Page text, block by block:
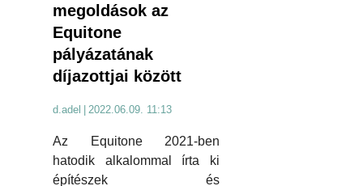
megoldások az
Equitone
pályázatának
díjazottjai között
d.adel 2022.06.09. 11:13
Az Equitone 2021-ben
hatodik alkalommal írta ki
építészek és